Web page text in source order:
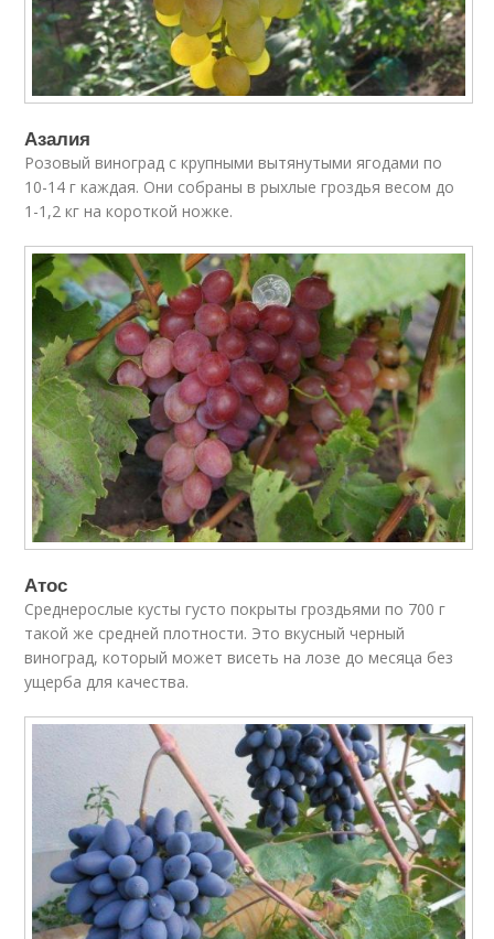
Азалия
Розовый виноград с крупными вытянутыми ягодами по
10-14 г каждая. Они собраны в рыхлые гроздья весом до
1-1,2 кг на короткой ножке.
Атос
Среднерослые кусты густо покрыты гроздьями по 700 г
такой же средней плотности. Это вкусный черный
виноград, который может висеть на лозе до месяца без
ущерба для качества.